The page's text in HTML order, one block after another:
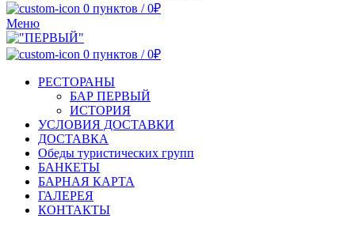
0 пунктов / 0₽
Меню
0 пунктов / 0₽
РЕСТОРАНЫ
БАР ПЕРВЫЙ
ИСТОРИЯ
УСЛОВИЯ ДОСТАВКИ
ДОСТАВКА
Обеды туристических групп
БАНКЕТЫ
БАРНАЯ КАРТА
ГАЛЕРЕЯ
КОНТАКТЫ